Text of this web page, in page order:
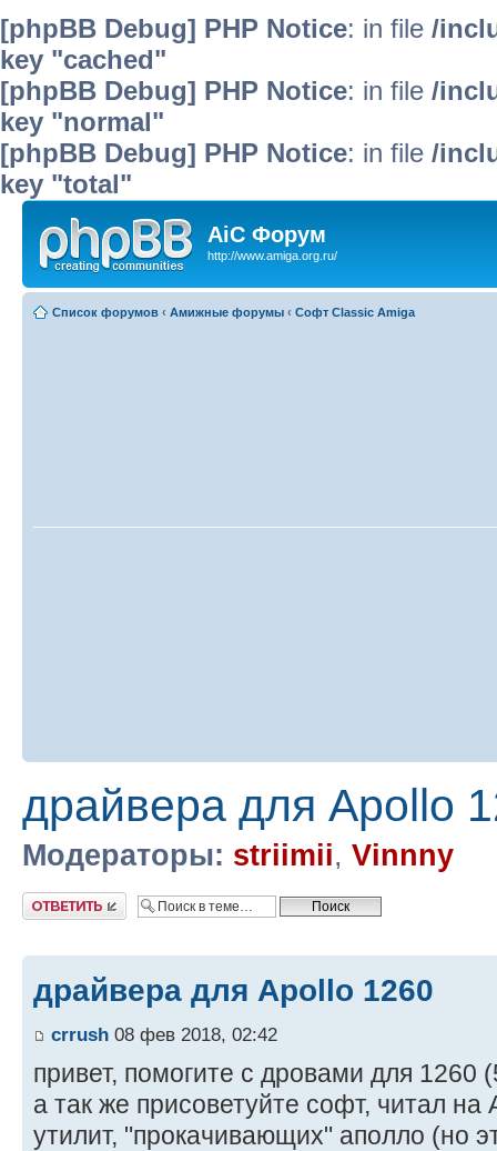
[phpBB Debug] PHP Notice: in file /
key "cached"
[phpBB Debug] PHP Notice: in file /
key "normal"
[phpBB Debug] PHP Notice: in file /
key "total"
AiC Форум
http://www.amiga.org.ru/
Список форумов ‹ Амижные форумы ‹ Софт Classic Amiga
драйвера для Apollo
Модераторы: striimii, Vinnny
Ответить
драйвера для Apollo 1260
crrush 08 фев 2018, 02:42
привет, помогите с дровами для 1260
а так же присоветуйте софт, читал на
утилит, "прокачивающих" аполло (но